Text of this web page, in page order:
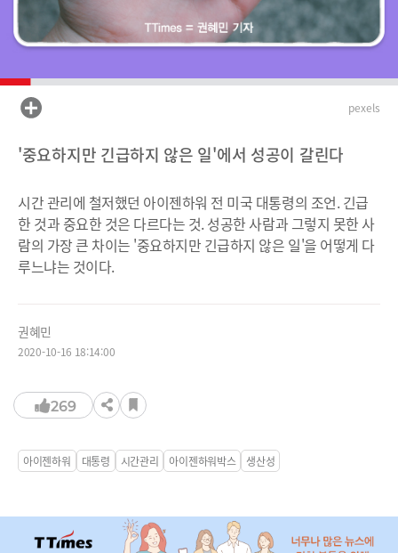
pexels
'중요하지만 긴급하지 않은 일'에서 성공이 갈린다
시간 관리에 철저했던 아이젠하워 전 미국 대통령의 조언. 긴급
한 것과 중요한 것은 다르다는 것. 성공한 사람과 그렇지 못한 사
람의 가장 큰 차이는 '중요하지만 긴급하지 않은 일'을 어떻게 다
루느냐는 것이다.
권혜민
2020-10-16 18:14:00
269
아이젠하워 대통령 시간관리 아이젠하워박스 생산성